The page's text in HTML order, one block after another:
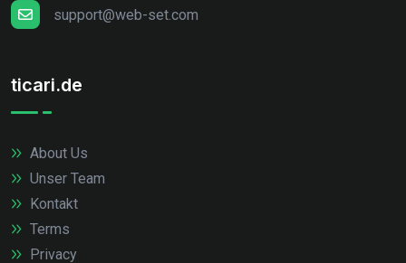
support@web-set.com
ticari.de
About Us
Unser Team
Kontakt
Terms
Privacy